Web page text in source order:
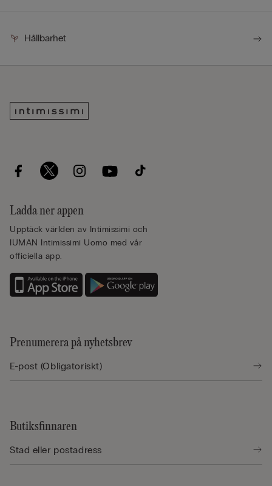
Hållbarhet
Ladda ner appen
Upptäck världen av Intimissimi och
IUMAN Intimissimi Uomo med vår
officiella app.
Prenumerera på nyhetsbrev
Butiksfinnaren